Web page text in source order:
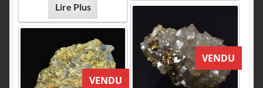
Lire Plus
VENDU
VENDU